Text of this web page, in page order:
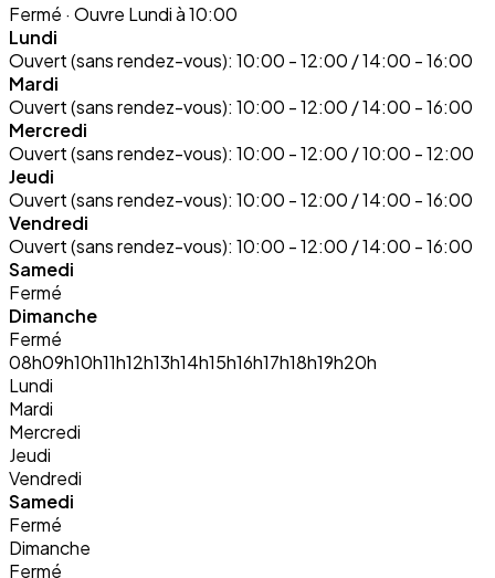
Fermé · Ouvre Lundi à 10:00
Lundi
Ouvert (sans rendez-vous): 10:00 - 12:00 / 14:00 - 16:00
Mardi
Ouvert (sans rendez-vous): 10:00 - 12:00 / 14:00 - 16:00
Mercredi
Ouvert (sans rendez-vous): 10:00 - 12:00 / 10:00 - 12:00
Jeudi
Ouvert (sans rendez-vous): 10:00 - 12:00 / 14:00 - 16:00
Vendredi
Ouvert (sans rendez-vous): 10:00 - 12:00 / 14:00 - 16:00
Samedi
Fermé
Dimanche
Fermé
08h09h10h11h12h13h14h15h16h17h18h19h20h
Lundi
Mardi
Mercredi
Jeudi
Vendredi
Samedi
Fermé
Dimanche
Fermé